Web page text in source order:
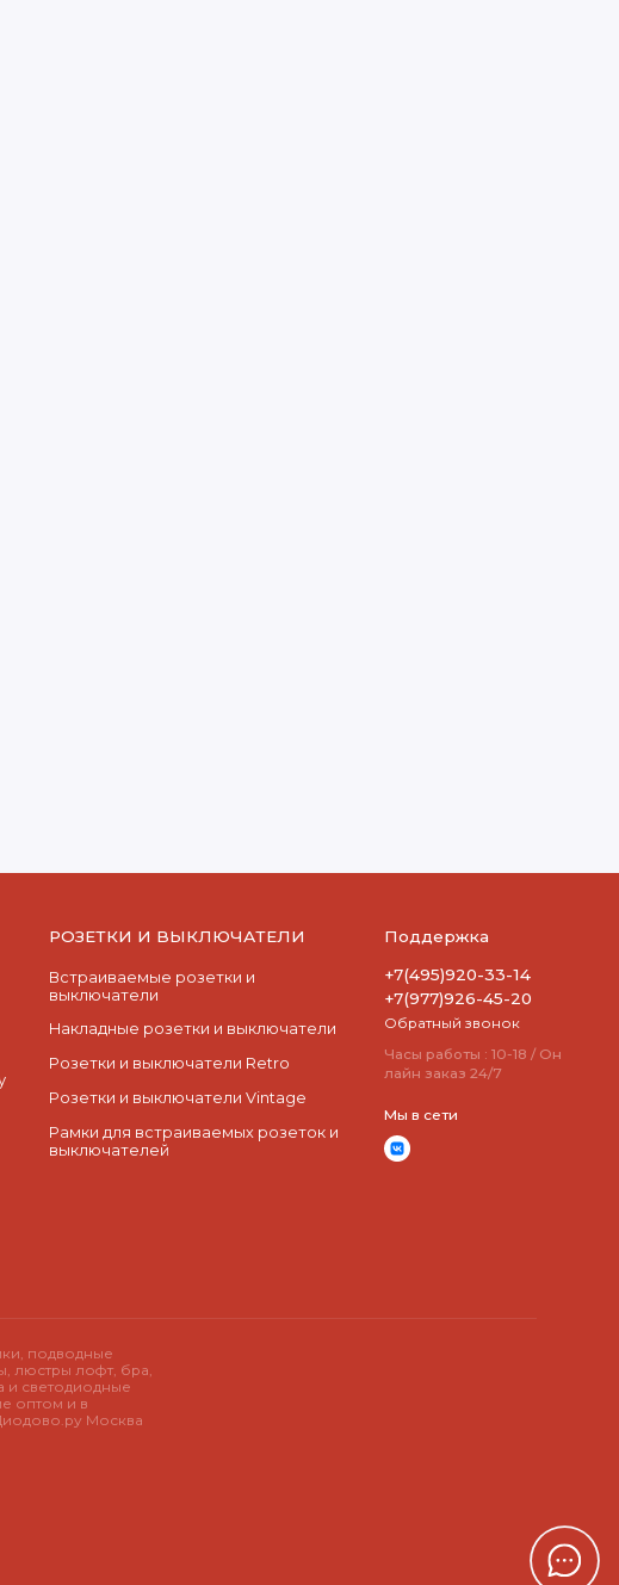
РОЗЕТКИ И ВЫКЛЮЧАТЕЛИ
Встраиваемые розетки и
выключатели
Накладные розетки и выключатели
Розетки и выключатели Retro
Розетки и выключатели Vintage
Рамки для встраиваемых розеток и
выключателей
Поддержка
+7(495)920-33-14
+7(977)926-45-20
Обратный звонок
Часы работы : 10-18 / Он
лайн заказ 24/7
Мы в сети
подводные
люстры лофт, бра,
и светодиодные
оптом и в
Москва